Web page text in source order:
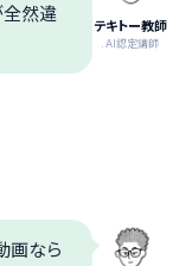
テキトー教師
.AI認定講師
全然違
画なら